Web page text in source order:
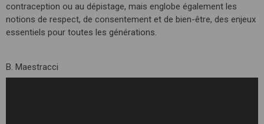
contraception ou au dépistage, mais englobe également les
notions de respect, de consentement et de bien-être, des enjeux
essentiels pour toutes les générations.
B. Maestracci